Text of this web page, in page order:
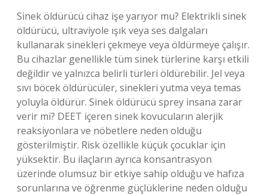
Sinek öldürücü cihaz işe yarıyor mu? Elektrikli sinek
öldürücü, ultraviyole ışık veya ses dalgaları
kullanarak sinekleri çekmeye veya öldürmeye çalışır.
Bu cihazlar genellikle tüm sinek türlerine karşı etkili
değildir ve yalnızca belirli türleri öldürebilir. Jel veya
sıvı böcek öldürücüler, sinekleri yutma veya temas
yoluyla öldürür. Sinek öldürücü sprey insana zarar
verir mi? DEET içeren sinek kovucuların alerjik
reaksiyonlara ve nöbetlere neden olduğu
gösterilmiştir. Risk özellikle küçük çocuklar için
yüksektir. Bu ilaçların ayrıca konsantrasyon
üzerinde olumsuz bir etkiye sahip olduğu ve hafıza
sorunlarına ve öğrenme güçlüklerine neden olduğu